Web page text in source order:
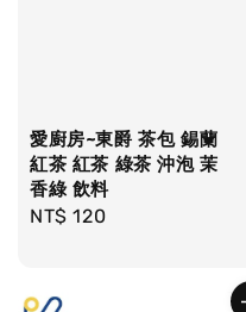
愛廚房~東爵 茶包 錫蘭
紅茶 紅茶 綠茶 沖泡 茉
香綠 飲料
Regular
NT$ 120